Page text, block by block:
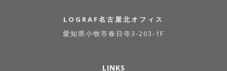
LOGRAF名古屋北オフィス
愛知県小牧市春日寺3-203-1F
LINKS